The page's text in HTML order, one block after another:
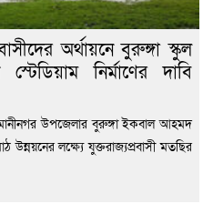
অর্থায়নে বুরুঙ্গা স্কুল
নির্মাণের দাবি
উপজেলার বুরুঙ্গা ইকবাল আহমদ
উন্নয়নের লক্ষ্যে যুক্তরাজ্যপ্রবাসী মতছির